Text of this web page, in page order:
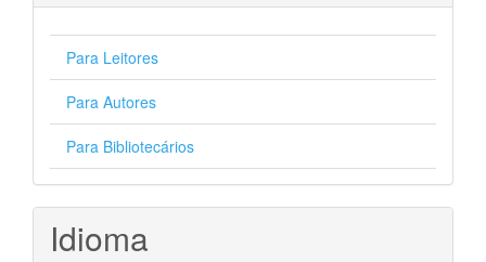
Para Leitores
Para Autores
Para Bibliotecários
Idioma